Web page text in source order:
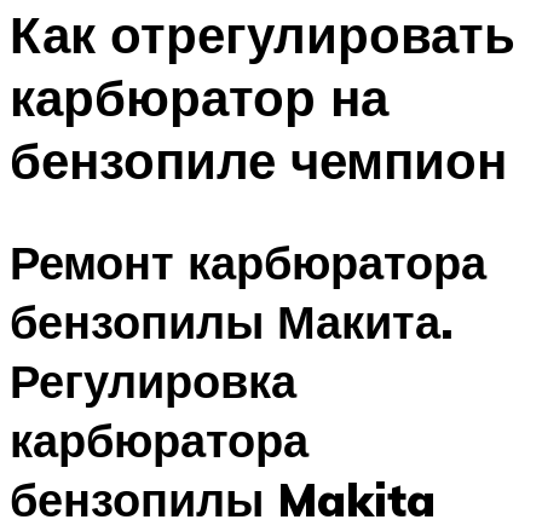
Как отрегулировать
карбюратор на
бензопиле чемпион
Ремонт карбюратора
бензопилы Макита.
Регулировка
карбюратора
бензопилы Makita